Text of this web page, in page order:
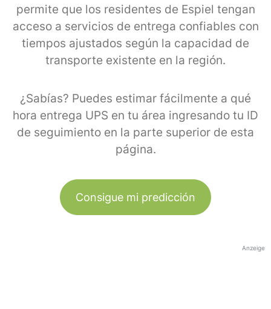
permite que los residentes de Espiel tengan
acceso a servicios de entrega confiables con
tiempos ajustados según la capacidad de
transporte existente en la región.
¿Sabías? Puedes estimar fácilmente a qué
hora entrega UPS en tu área ingresando tu ID
de seguimiento en la parte superior de esta
página.
Consigue mi predicción
Anzeige